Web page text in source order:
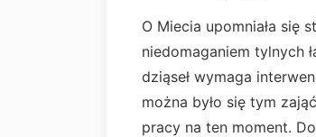
O Miecia upomniała się
niedomaganiem tylnych
dziąseł wymaga
można było się tym
pracy na ten moment.